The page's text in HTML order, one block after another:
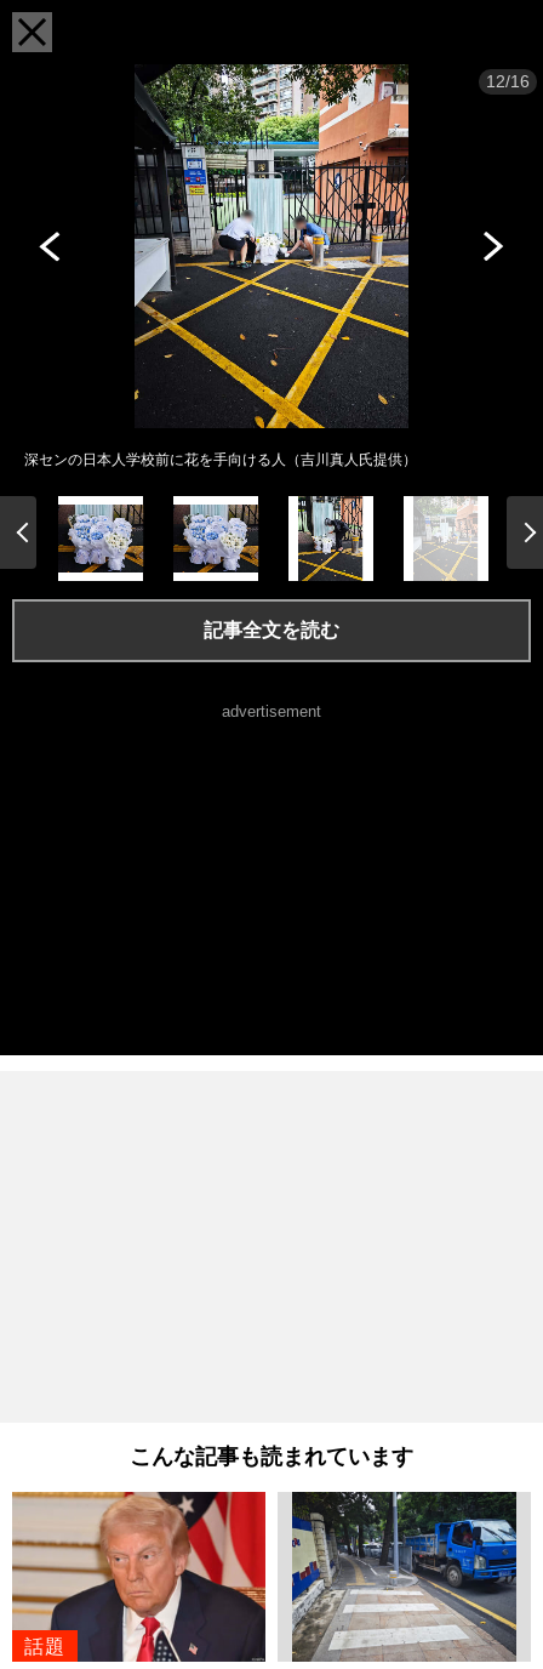
12/16
深センの日本人学校前に花を手向ける人（吉川真人氏提供）
記事全文を読む
advertisement
こんな記事も読まれています
話題